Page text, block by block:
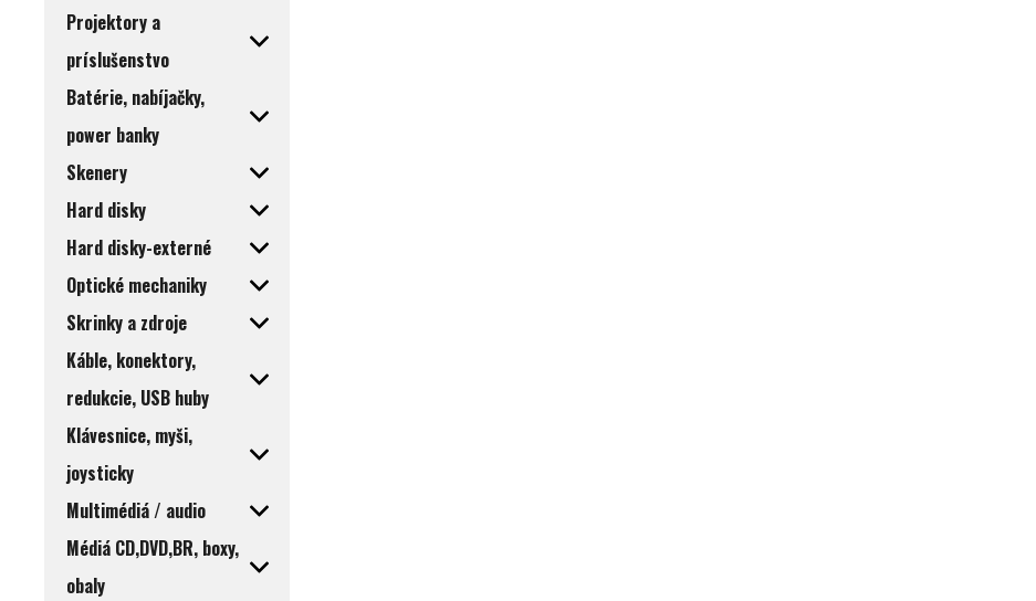
Projektory a
príslušenstvo
Batérie, nabíjačky,
power banky
Skenery
Hard disky
Hard disky-externé
Optické mechaniky
Skrinky a zdroje
Káble, konektory,
redukcie, USB huby
Klávesnice, myši,
joysticky
Multimédiá / audio
Médiá CD,DVD,BR, boxy,
obaly